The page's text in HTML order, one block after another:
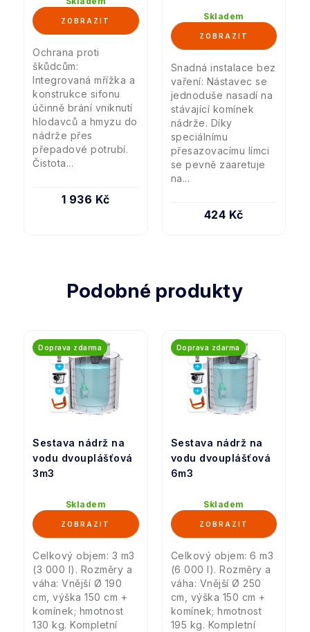
1 936 Kč
Ochrana proti
škůdcům:
Integrovaná mřížka a
konstrukce sifonu
účinně brání vniknutí
hlodavců a hmyzu do
nádrže přes
přepadové potrubí.
Čistota...
Skladem
424 Kč
Snadná instalace bez
vaření: Nástavec se
jednoduše nasadí na
stávající komínek
nádrže. Díky
speciálnímu
přesazovacímu límci
se pevně zaaretuje
na...
Podobné produkty
Sestava nádrž na
vodu dvouplášťová
3m3
Doprava zdarma
Skladem
Celkový objem: 3 m3
(3 000 l). Rozměry a
váha: Vnější Ø 190
cm, výška 150 cm +
komínek; hmotnost
130 kg. Kompletní
Sestava nádrž na
vodu dvouplášťová
6m3
Doprava zdarma
Skladem
Celkový objem: 6 m3
(6 000 l). Rozměry a
váha: Vnější Ø 250
cm, výška 150 cm +
komínek; hmotnost
195 kg. Kompletní